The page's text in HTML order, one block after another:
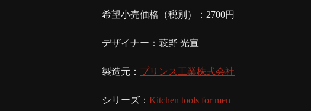
希望小売価格（税別）：2700円
デザイナー：萩野 光宣
製造元： プリンス工業株式会社
シリーズ： Kitchen tools for men